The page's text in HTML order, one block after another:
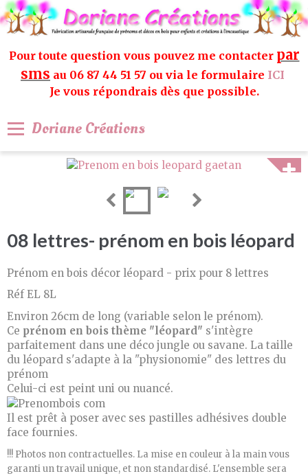
Pour toute question vous pouvez me contacter par
sms au 06 87 44 51 57 ou via le formulaire ICI
Je vous répondrais dès que possible.
Doriane Créations
08 lettres- prénom en bois léopard
Prénom en bois décor léopard - prix pour 8 lettres
Réf EL 8L
Environ 26cm de long (variable selon le prénom).
Ce prénom en bois thème "léopard" s'intègre
parfaitement dans une déco jungle ou savane. La taille
du léopard s'adapte à la "physionomie" des lettres du
prénom
Celui-ci est peint uni ou nuancé.
Il est prêt à poser avec ses pastilles adhésives double
face fournies.
!!! Photos non contractuelles. La mise en couleur à la main vous
garanti un travail unique, et non standardisé. L'ensemble sera